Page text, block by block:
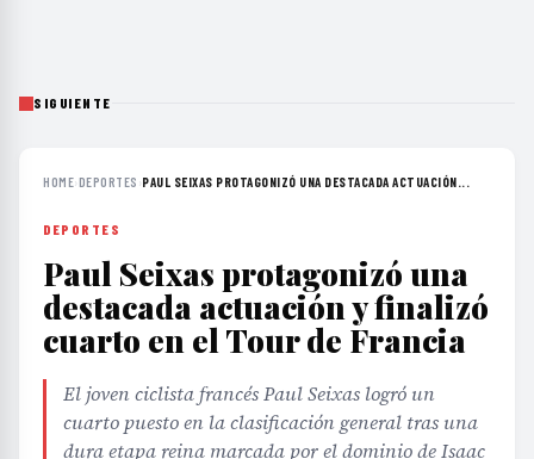
SIGUIENTE
HOME›DEPORTES ›PAUL SEIXAS PROTAGONIZÓ UNA DESTACADA ACTUACIÓN...
DEPORTES
Paul Seixas protagonizó una
destacada actuación y finalizó
cuarto en el Tour de Francia
El joven ciclista francés Paul Seixas logró un
cuarto puesto en la clasificación general tras una
dura etapa reina marcada por el dominio de Isaac